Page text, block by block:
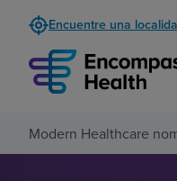
Encuentre una
Modern Healthcare